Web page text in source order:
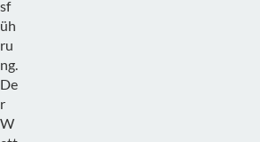
sf
üh
ru
ng.
De
r
W